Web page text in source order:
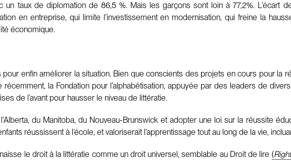
un taux de diplomation de 86,5 %. Mais les garçons sont loin à 77,2%. L’écart
en entreprise, qui limite l’investissement en modernisation, qui freine la
économique.
pour enfin améliorer la situation. Bien que conscients des projets en cours pour la
la Fondation pour l’alphabétisation, appuyée par des leaders de
de l’avant pour hausser le niveau de littératie.
du Manitoba, du Nouveau-Brunswick et adopter une loi sur la réussite
réussissent à l’école, et valoriserait l’apprentissage tout au long de la vie,
le droit à la littératie comme un droit universel, semblable au Droit de lire (